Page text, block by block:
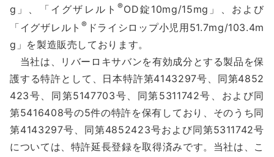
g」、「イグザレルト®OD錠10mg/15mg」、および
「イグザレルト ® ドライシロップ小児用51.7mg/103.4m
g」を製造販売しております。
当社は、リバーロキサバンを有効成分とする製品を保
護する特許として、日本特許第4143297号、同第4852
423号、同第5147703号、同第5311742号、および同
第5416408号の5件の特許を保有しており、そのうち同
第4143297号、同第4852423号および同第5311742号
については、特許延長登録を取得済みです。当社は、こ